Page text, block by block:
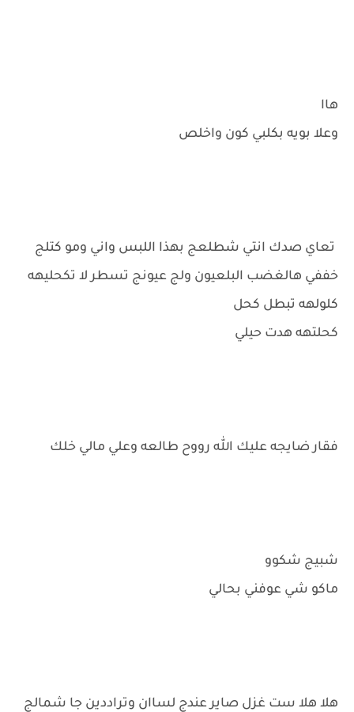
هاا
وعلا بويه بكلبي كون واخلص
تعاي صدك انتي شطلعج بهذا اللبس واني ومو كتلج
خففي هالغضب البلعيون ولج عيونج تسطر لا تكحليهه
كلولهه تبطل كحل
كحلتهه هدت حيلي
فقار ضايجه عليك الله رووح طالعه وعلي مالي خلك
شبيج شكوو
ماكو شي عوفني بحالي
هلا هلا ست غزل صاير عندج لساان وتراددين جا شمالج